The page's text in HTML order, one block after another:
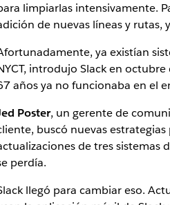
limpiarlas intensivamente.
de nuevas líneas y
ya existían
introdujo Slack en
años ya no funcionaba en el
Poster, un gerente de
buscó nuevas
de tres sistemas
perdía.
llegó para cambiar eso.